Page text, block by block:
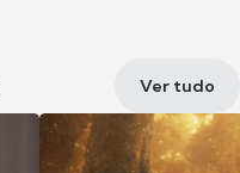
Ver tudo